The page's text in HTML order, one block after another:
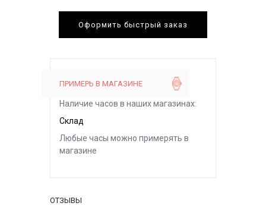
Оформить быстрый заказ
ПРИМЕРЬ В МАГАЗИНЕ
Наличие часов в наших магазинах:
Склад
Любые часы можно примерять в
магазине
ОТЗЫВЫ